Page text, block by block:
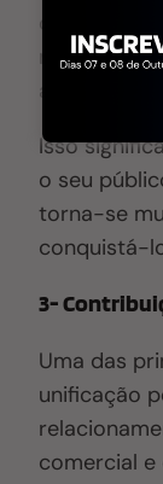
dados
marketing
ao
Isso
o seu
torna-se
conquistá-
3-
Uma das
unificação
comercial